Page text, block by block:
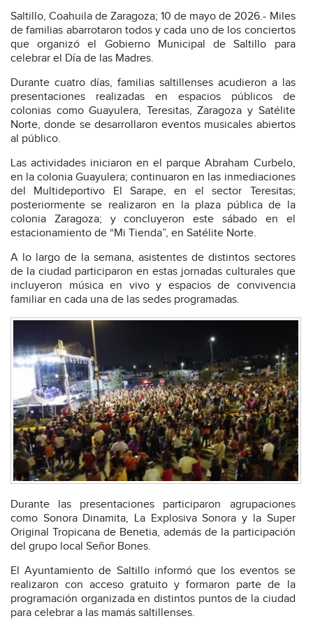
Saltillo, Coahuila de Zaragoza; 10 de mayo de 2026.- Miles
de familias abarrotaron todos y cada uno de los conciertos
que organizó el Gobierno Municipal de Saltillo para
celebrar el Día de las Madres.
Durante cuatro días, familias saltillenses acudieron a las
presentaciones realizadas en espacios públicos de
colonias como Guayulera, Teresitas, Zaragoza y Satélite
Norte, donde se desarrollaron eventos musicales abiertos
al público.
Las actividades iniciaron en el parque Abraham Curbelo,
en la colonia Guayulera; continuaron en las inmediaciones
del Multideportivo El Sarape, en el sector Teresitas;
posteriormente se realizaron en la plaza pública de la
colonia Zaragoza; y concluyeron este sábado en el
estacionamiento de “Mi Tienda”, en Satélite Norte.
A lo largo de la semana, asistentes de distintos sectores
de la ciudad participaron en estas jornadas culturales que
incluyeron música en vivo y espacios de convivencia
familiar en cada una de las sedes programadas.
Durante las presentaciones participaron agrupaciones
como Sonora Dinamita, La Explosiva Sonora y la Super
Original Tropicana de Benetia, además de la participación
del grupo local Señor Bones.
El Ayuntamiento de Saltillo informó que los eventos se
realizaron con acceso gratuito y formaron parte de la
programación organizada en distintos puntos de la ciudad
para celebrar a las mamás saltillenses.